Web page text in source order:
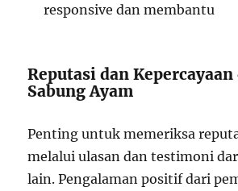
responsive dan membantu
Reputasi dan
Sabung Ayam
Penting untuk memeriksa
melalui ulasan dan testimoni
lain. Pengalaman positif dari